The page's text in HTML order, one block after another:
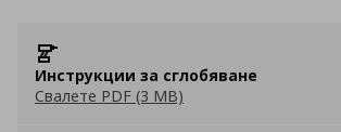
Инструкции за сглобяване
Свалете PDF (3 MB)